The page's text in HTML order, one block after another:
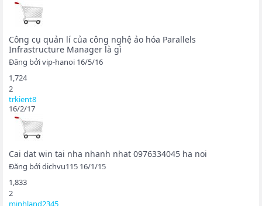
Công cụ quản lí của công nghệ ảo hóa Parallels
Infrastructure Manager là gì
Đăng bởivip-hanoi 16/5/16
1,724
2
trkient8
16/2/17
Cai dat win tai nha nhanh nhat 0976334045 ha noi
Đăng bởidichvu115 16/1/15
1,833
2
minhland2345